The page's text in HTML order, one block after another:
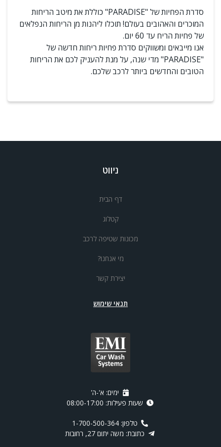
סדרת הפחיות של "PARADISE" כוללת את מיטב הריחות
המוכרים והאהובים בעולם! תוכלו ליהנות מן הריחות הנפלאים
של פחיות הריח עד 60 יום.
אנו מייבאים ומשווקים סדרת פחיות ריחות חדשה של
"PARADISE" מדי שנה, על מנת להעניק לכם את הריחות
הטובים והחדשים ביותר לרכב שלכם.
ניווט
דף הבית
קטלוג
מכונות שטיפה לרכב
מי אנחנו?
יצירת קשר
תנאי שימוש
ימים: א'-ה'
שעות פעילות: 08:00-17:00
טלפון: 1-700-500-364
כתובת: משה יתום 27, רחובות